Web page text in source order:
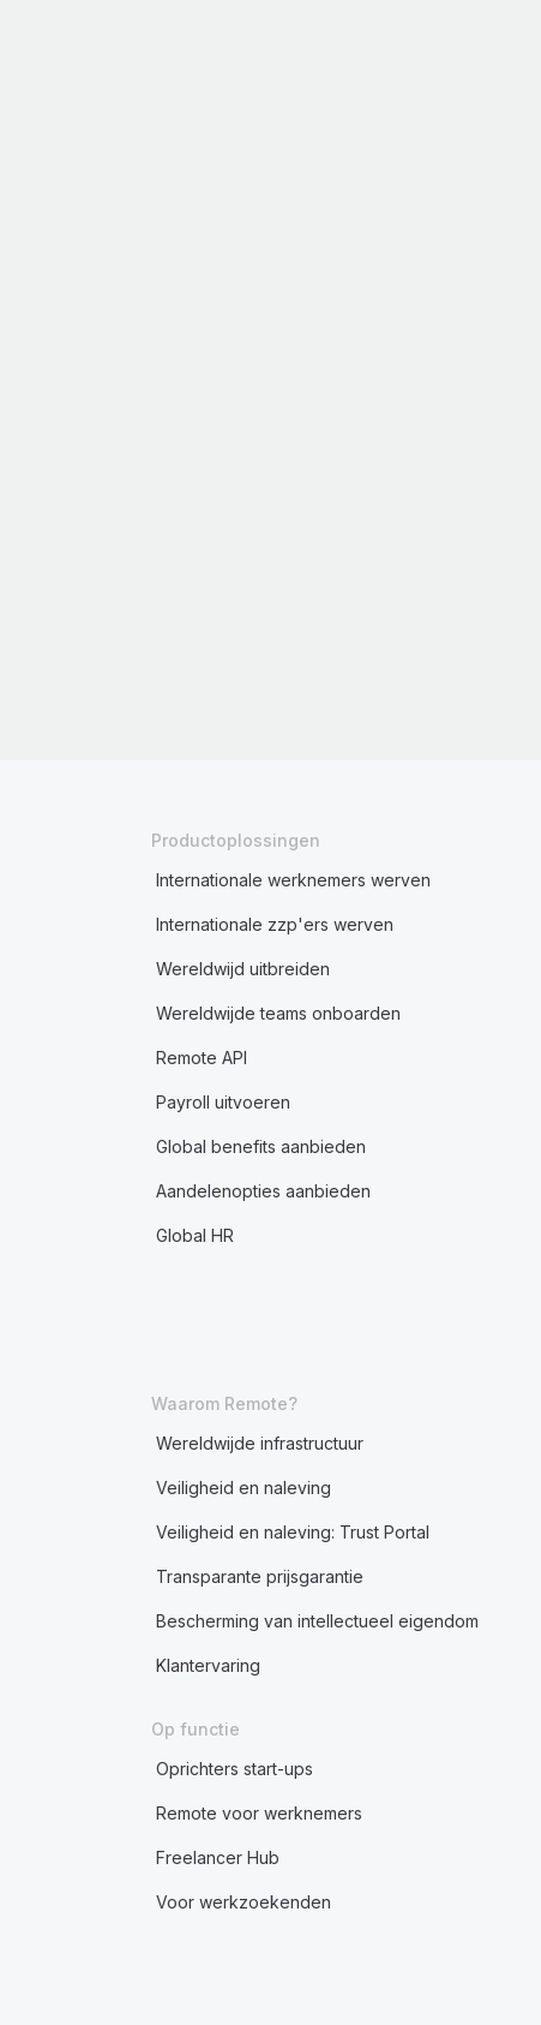
Productoplossingen
Internationale werknemers werven
Internationale zzp'ers werven
Wereldwijd uitbreiden
Wereldwijde teams onboarden
Remote API
Payroll uitvoeren
Global benefits aanbieden
Aandelenopties aanbieden
Global HR
Waarom Remote?
Wereldwijde infrastructuur
Veiligheid en naleving
Veiligheid en naleving: Trust Portal
Transparante prijsgarantie
Bescherming van intellectueel eigendom
Klantervaring
Op functie
Oprichters start-ups
Remote voor werknemers
Freelancer Hub
Voor werkzoekenden